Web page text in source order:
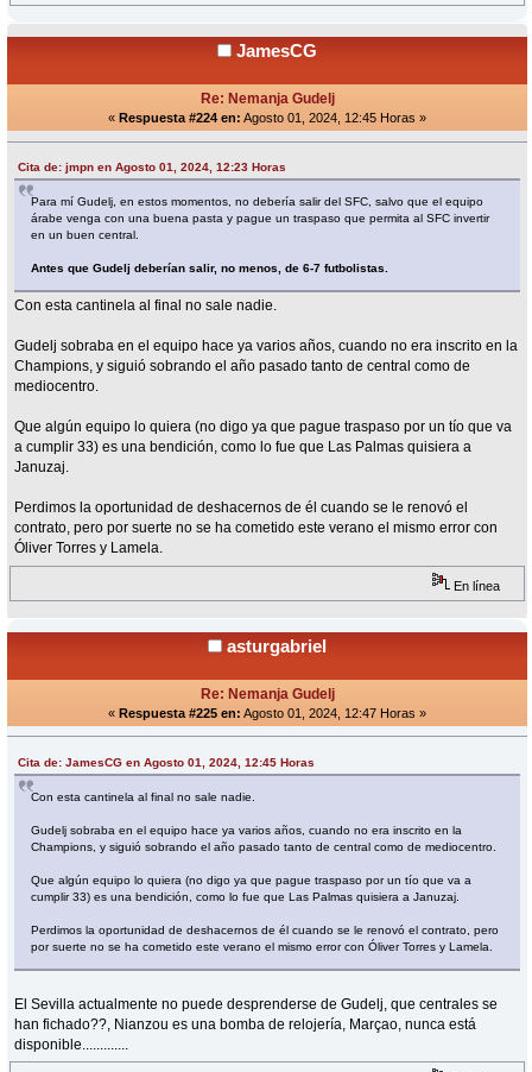
JamesCG
Re: Nemanja Gudelj
« Respuesta #224 en: Agosto 01, 2024, 12:45 Horas »
Cita de: jmpn en Agosto 01, 2024, 12:23 Horas
Para mí Gudelj, en estos momentos, no debería salir del SFC, salvo que el equipo
árabe venga con una buena pasta y pague un traspaso que permita al SFC invertir
en un buen central.
Antes que Gudelj deberían salir, no menos, de 6-7 futbolistas.
Con esta cantinela al final no sale nadie.
Gudelj sobraba en el equipo hace ya varios años, cuando no era inscrito en la
Champions, y siguió sobrando el año pasado tanto de central como de
mediocentro.
Que algún equipo lo quiera (no digo ya que pague traspaso por un tío que va
a cumplir 33) es una bendición, como lo fue que Las Palmas quisiera a
Januzaj.
Perdimos la oportunidad de deshacernos de él cuando se le renovó el
contrato, pero por suerte no se ha cometido este verano el mismo error con
Óliver Torres y Lamela.
En línea
asturgabriel
Re: Nemanja Gudelj
« Respuesta #225 en: Agosto 01, 2024, 12:47 Horas »
Cita de: JamesCG en Agosto 01, 2024, 12:45 Horas
Con esta cantinela al final no sale nadie.
Gudelj sobraba en el equipo hace ya varios años, cuando no era inscrito en la
Champions, y siguió sobrando el año pasado tanto de central como de mediocentro.
Que algún equipo lo quiera (no digo ya que pague traspaso por un tío que va a
cumplir 33) es una bendición, como lo fue que Las Palmas quisiera a Januzaj.
Perdimos la oportunidad de deshacernos de él cuando se le renovó el contrato, pero
por suerte no se ha cometido este verano el mismo error con Óliver Torres y Lamela.
El Sevilla actualmente no puede desprenderse de Gudelj, que centrales se
han fichado??, Nianzou es una bomba de relojería, Marçao, nunca está
disponible.............